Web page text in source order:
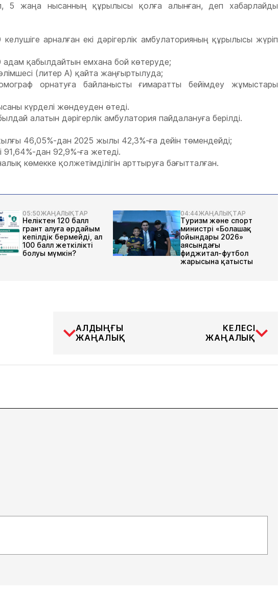
5 жаңа нысанның құрылысы қолға алынған, деп хабарлайды
арналған екі дәрігерлік амбулаторияның құрылысы жүріп
қабылдайтын емхана бой көтеруде;
(литер А) қайта жаңғыртылуда;
орнатуға байланысты ғимаратты бейімдеу жұмыстары
күрделі жөндеуден өтеді.
алатын дәрігерлік амбулатория пайдалануға берілді.
46,05%-дан 2025 жылы 42,3%-ға дейін төмендейді;
дан 92,9%-ға жетеді.
көмекке қолжетімділігін арттыруға бағытталған.
05:50ЖАҢАЛЫҚТАР
Неліктен 120 балл
грант алуға әрдайым
кепілдік бермейді, ал
100 балл жеткілікті
болуы мүмкін?
04:44ЖАҢАЛЫҚТАР
Туризм және спорт
министрі «Болашақ
ойындары 2026»
аясындағы
фиджитал-футбол
жарысына қатысты
АЛДЫҢҒЫ
ЖАҢАЛЫҚ
КЕЛЕСІ
ЖАҢАЛЫҚ